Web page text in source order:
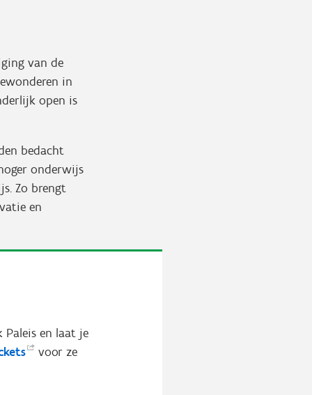
van de
in
open is
bedacht
onderwijs
Zo brengt
en
Paleis en laat je
voor ze